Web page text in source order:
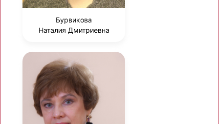
Бурвикова
Наталия Дмитриевна